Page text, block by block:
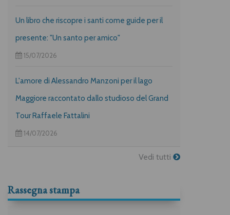
Un libro che riscopre i santi come guide per il
presente: "Un santo per amico"
15/07/2026
L'amore di Alessandro Manzoni per il lago
Maggiore raccontato dallo studioso del Grand
Tour Raffaele Fattalini
14/07/2026
Vedi tutti
Rassegna stampa